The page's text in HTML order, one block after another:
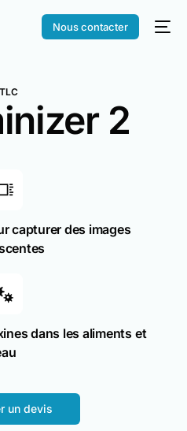
Nous contacter
2
capturer des images
dans les aliments et
un devis